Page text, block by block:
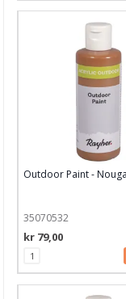
Outdoor Paint -
35070532
kr 79,00